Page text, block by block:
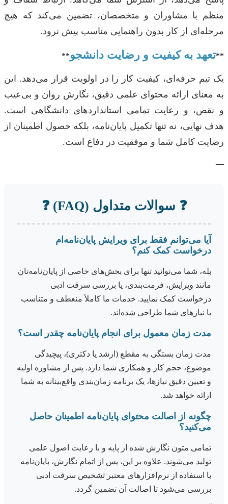
منظم با مشاوران و متخصصان، تضمین می‌کند که هیچ
مرحله‌ای از کار بدون راهنمایی مناسب پیش نرود.
**تعهد به کیفیت و رضایت دانشجو**
یک تیم حرفه‌ای، کیفیت کار را در اولویت قرار می‌دهد. این
به معنای ارائه محتوای علمی دقیق، نگارش روان و بی‌عیب
و نقص، و رعایت تمامی استانداردهای دانشگاهی است.
هدف نهایی، نه تنها تکمیل پایان‌نامه، بلکه حصول اطمینان از
رضایت کامل شما و موفقیت در دفاع است.
—
❓ سوالات متداول (FAQ) ❓
آیا می‌توانم فقط برای ویرایش پایان‌نامه‌ام
درخواست کمک کنم؟
بله، شما می‌توانید تنها برای بخش‌های خاصی از پایان‌نامه‌تان
مانند ویرایش، فرمت‌بندی، یا بررسی سرقت ادبی
درخواست کمک نمایید. خدمات ما کاملاً منعطف و متناسب
با نیازهای شما طراحی شده‌اند.
مدت زمان معمول برای انجام پایان‌نامه چقدر است؟
مدت زمان بستگی به مقطع (ارشد یا دکتری)، پیچیدگی
موضوع، حجم کار و همکاری شما دارد. پس از مشاوره اولیه
و تعیین دقیق نیازها، یک برنامه زمان‌بندی واقع‌بینانه به شما
ارائه خواهد شد.
چگونه از اصالت محتوای پایان‌نامه اطمینان حاصل
می‌کنید؟
تمامی متون نگارش شده از پایه و با رعایت اصول علمی
تولید می‌شوند. علاوه بر این، پس از اتمام نگارش، پایان‌نامه
با استفاده از نرم‌افزارهای معتبر تشخیص سرقت ادبی
بررسی می‌شود تا اصالت آن تضمین گردد.